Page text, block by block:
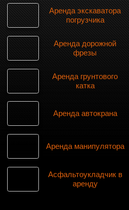
Аренда экскаватора
погрузчика
Аренда дорожной
фрезы
Аренда грунтового
катка
Аренда автокрана
Аренда манипулятора
Асфальтоукладчик в
аренду